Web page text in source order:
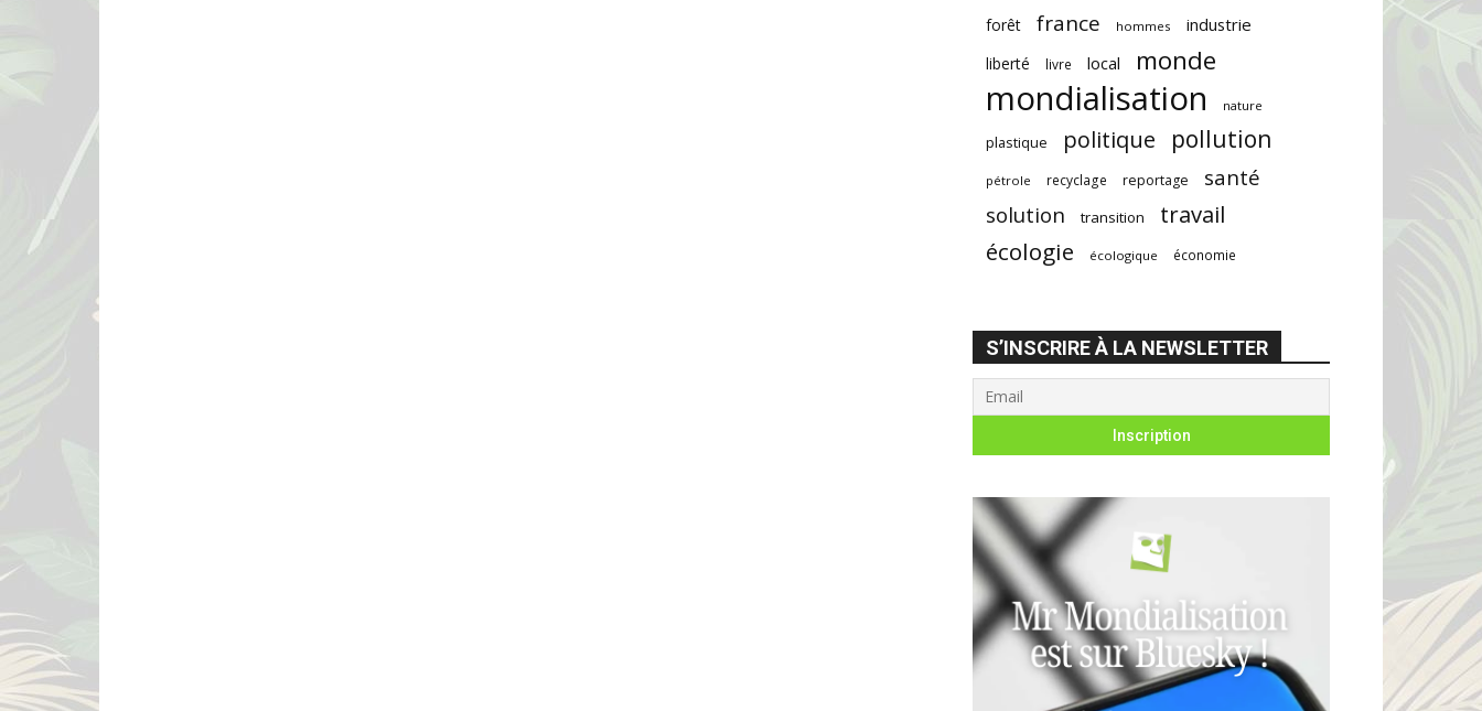
forêt france hommes industrie
liberté livre local monde
mondialisation nature
plastique politique pollution
pétrole recyclage reportage
santé
solution
transition
travail
écologie
écologique économie
S’INSCRIRE À LA NEWSLETTER